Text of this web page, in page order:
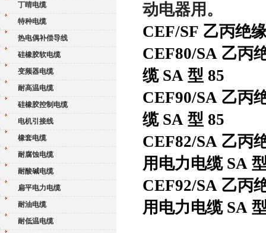
丁晴电缆
特种电缆
热电偶补偿导线
硅橡胶软电缆
变频器电缆
耐高温电缆
硅橡胶控制电缆
电机引接线
橡套电缆
耐腐蚀电缆
耐酸碱电缆
扁平电力电缆
耐油电缆
耐低温电缆
动电器用。
CEF/SF 乙丙绝
CEF80/SA 乙丙
缆 SA 型 85
CEF90/SA 乙丙
缆 SA 型 85
CEF82/SA 乙丙
用电力电缆 SA
CEF92/SA 乙丙
用电力电缆 SA